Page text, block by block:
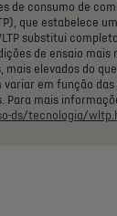
de consumo de
que estabelece um
substitui
de ensaio mais
mais elevados do que
variar em função das
Para mais
ds/tecnologia/